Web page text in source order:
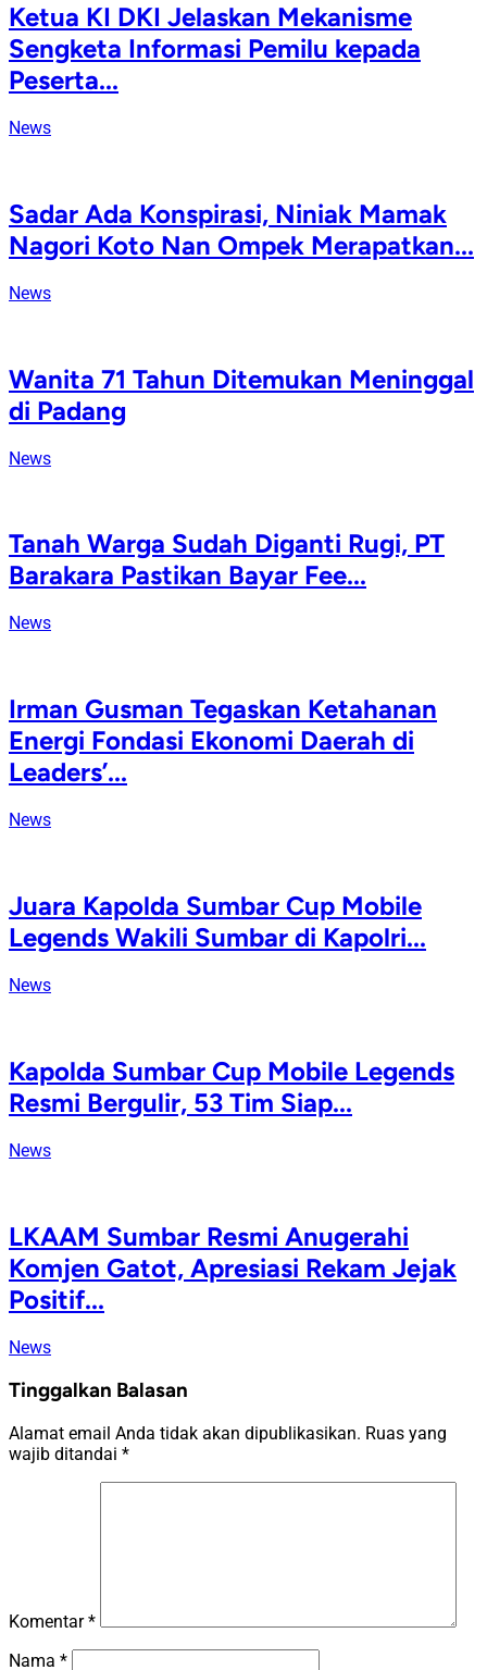
Ketua KI DKI Jelaskan Mekanisme
Sengketa Informasi Pemilu kepada
Peserta...
News
Sadar Ada Konspirasi, Niniak Mamak
Nagori Koto Nan Ompek Merapatkan...
News
Wanita 71 Tahun Ditemukan Meninggal
di Padang
News
Tanah Warga Sudah Diganti Rugi, PT
Barakara Pastikan Bayar Fee...
News
Irman Gusman Tegaskan Ketahanan
Energi Fondasi Ekonomi Daerah di
Leaders’...
News
Juara Kapolda Sumbar Cup Mobile
Legends Wakili Sumbar di Kapolri...
News
Kapolda Sumbar Cup Mobile Legends
Resmi Bergulir, 53 Tim Siap...
News
LKAAM Sumbar Resmi Anugerahi
Komjen Gatot, Apresiasi Rekam Jejak
Positif...
News
Tinggalkan Balasan
Alamat email Anda tidak akan dipublikasikan. Ruas yang
wajib ditandai *
Komentar*
Nama *